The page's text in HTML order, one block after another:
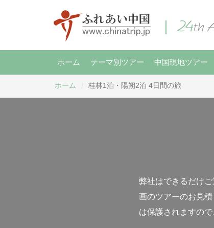
ホーム テーマ別ツアー 中国現地ツアー
ホーム 桂林1泊・陽朔2泊 4日間の旅
弊社はできるだけ
画のツアーのお見
は保護されますので